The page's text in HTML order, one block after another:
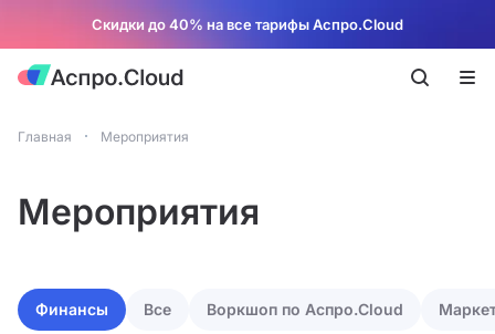
Скидки до 40% на все тарифы Аспро.Cloud
Главная Мероприятия
Мероприятия
Финансы Все Воркшоп по Аспро.Cloud